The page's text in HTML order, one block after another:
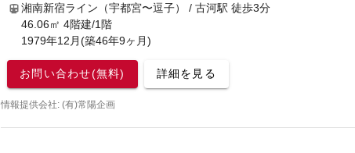
湘南新宿ライン（宇都宮〜逗子） / 古河駅 徒歩3分
46.06㎡ 4階建/1階
1979年12月(築46年9ヶ月)
お問い合わせ(無料) 詳細を見る
情報提供会社: (有)常陽企画